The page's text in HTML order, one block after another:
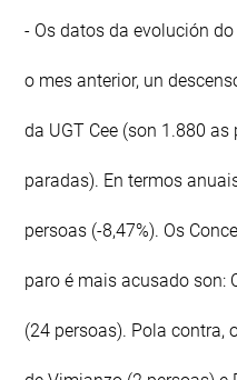
- Os datos da evolución
o mes anterior, un
da UGT Cee (son 1.880
paradas). En termos
persoas (-8,47%). Os
paro é mais acusado son:
(24 persoas). Pola contra,